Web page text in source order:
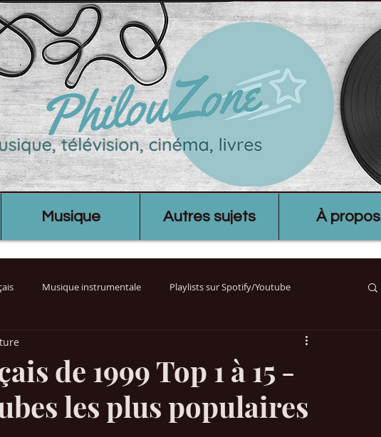
Musique Autres sujets À propos
Musique instrumentale Playlists sur Spotify/Youtube
Palmarès Québec
Chansons années 2000-2010 Musique (articles) Concours Eurovision
de 1999 Top 1 à 15 -
les plus populaires